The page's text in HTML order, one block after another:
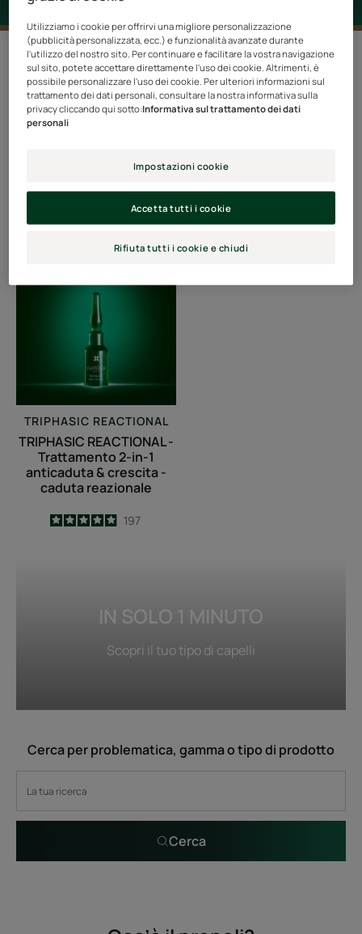
1 risultato "Propoli"
Il propoli è una sostanza naturale dalle numerose virtù,
nota fin dall’antichità per le sue proprietà medicinali.
cera e polline, è utilizzato per proteggere l’alveare dalle
nell’alveare. Ma sapevi che il propoli può fare miracoli
anche per i capelli? Ti raccontiamo di più.
TRIPHASIC
-
Trattamento
2-
in-
1
anticaduta
&
crescita
-
caduta
reazionale
TRIPHASIC REACTIONAL
TRIPHASIC REACTIONAL -
Trattamento 2-in-1
anticaduta & crescita -
caduta reazionale
4.9
/5
197
IN SOLO 1 MINUTO
Scopri il tuo tipo di capelli
Cerca per problematica, gamma o tipo di prodotto
Cerca
Utilizziamo i cookie per offrirvi una migliore personalizzazione
(pubblicità personalizzata, ecc.) e funzionalità avanzate durante
l'utilizzo del nostro sito. Per continuare e facilitare la vostra navigazione
sul sito, potete accettare direttamente l'uso dei cookie. Altrimenti, è
possibile personalizzare l'uso dei cookie. Per ulteriori informazioni sul
trattamento dei dati personali, consultare la nostra informativa sulla
privacy cliccando qui sotto:Informativa sul trattamento dei dati
personali
Impostazioni cookie
Rifiuta tutti i cookie e chiudi
Accetta tutti i cookie